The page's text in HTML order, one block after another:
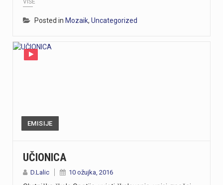
Posted in Mozaik, Uncategorized
EMISIJE
UČIONICA
D.Lalic 10 ožujka, 2016